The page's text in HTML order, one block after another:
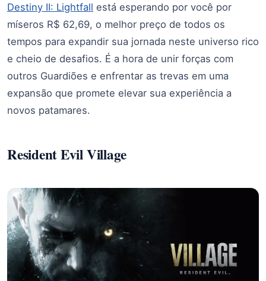
Destiny II: Lightfall está esperando por você por
míseros R$ 62,69, o melhor preço de todos os
tempos para expandir sua jornada neste universo rico
e cheio de desafios. É a hora de unir forças com
outros Guardiões e enfrentar as trevas em uma
expansão que promete elevar sua experiência a
novos patamares.
Resident Evil Village